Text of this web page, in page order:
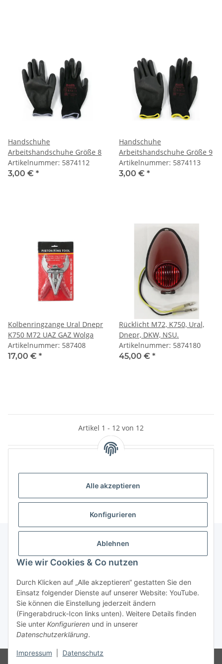
Alle akzeptieren
Konfigurieren
Ablehnen
Wie wir Cookies & Co nutzen
Durch Klicken auf „Alle akzeptieren“ gestatten Sie den
Einsatz folgender Dienste auf unserer Website: YouTube.
Sie können die Einstellung jederzeit ändern
(Fingerabdruck-Icon links unten). Weitere Details finden
Sie unter Konfigurieren und in unserer
Datenschutzerklärung.
Impressum Datenschutz
Handschuhe
Arbeitshandschuhe Größe 8
Artikelnummer: 5874112
3,00 € *
Handschuhe
Arbeitshandschuhe Größe 9
Artikelnummer: 5874113
3,00 € *
Kolbenringzange Ural Dnepr
K750 M72 UAZ GAZ Wolga
Artikelnummer: 587408
17,00 € *
Rücklicht M72, K750, Ural,
Dnepr, DKW, NSU.
Artikelnummer: 5874180
45,00 € *
Artikel 1 - 12 von 12
Informationen
Gesetzliche Informationen
Widerrufsbutton
* Alle Preise inkl. gesetzlicher USt., zzgl.